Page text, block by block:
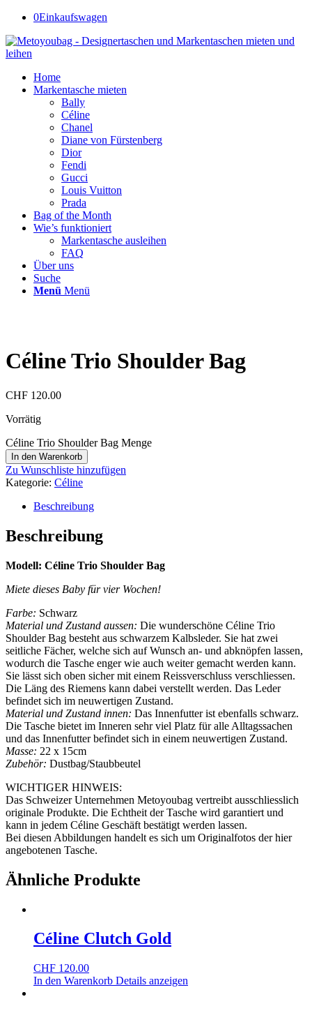
0Einkaufswagen
Home
Markentasche mieten
Bally
Céline
Chanel
Diane von Fürstenberg
Dior
Fendi
Gucci
Louis Vuitton
Prada
Bag of the Month
Wie’s funktioniert
Markentasche ausleihen
FAQ
Über uns
Suche
Menü Menü
Céline Trio Shoulder Bag
CHF 120.00
Vorrätig
Céline Trio Shoulder Bag Menge
In den Warenkorb
Zu Wunschliste hinzufügen
Kategorie: Céline
Beschreibung
Beschreibung
Modell: Céline Trio Shoulder Bag
Miete dieses Baby für vier Wochen!
Farbe: Schwarz
Material und Zustand aussen: Die wunderschöne Céline Trio
Shoulder Bag besteht aus schwarzem Kalbsleder. Sie hat zwei
seitliche Fächer, welche sich auf Wunsch an- und abknöpfen lassen,
wodurch die Tasche enger wie auch weiter gemacht werden kann.
Sie lässt sich oben sicher mit einem Reissverschluss verschliessen.
Die Läng des Riemens kann dabei verstellt werden. Das Leder
befindet sich im neuwertigen Zustand.
Material und Zustand innen: Das Innenfutter ist ebenfalls schwarz.
Die Tasche bietet im Inneren sehr viel Platz für alle Alltagssachen
und das Innenfutter befindet sich in einem neuwertigen Zustand.
Masse: 22 x 15cm
Zubehör: Dustbag/Staubbeutel
WICHTIGER HINWEIS:
Das Schweizer Unternehmen Metoyoubag vertreibt ausschliesslich
originale Produkte. Die Echtheit der Tasche wird garantiert und
kann in jedem Céline Geschäft bestätigt werden lassen.
Bei diesen Abbildungen handelt es sich um Originalfotos der hier
angebotenen Tasche.
Ähnliche Produkte
Céline Clutch Gold
CHF 120.00
In den Warenkorb Details anzeigen